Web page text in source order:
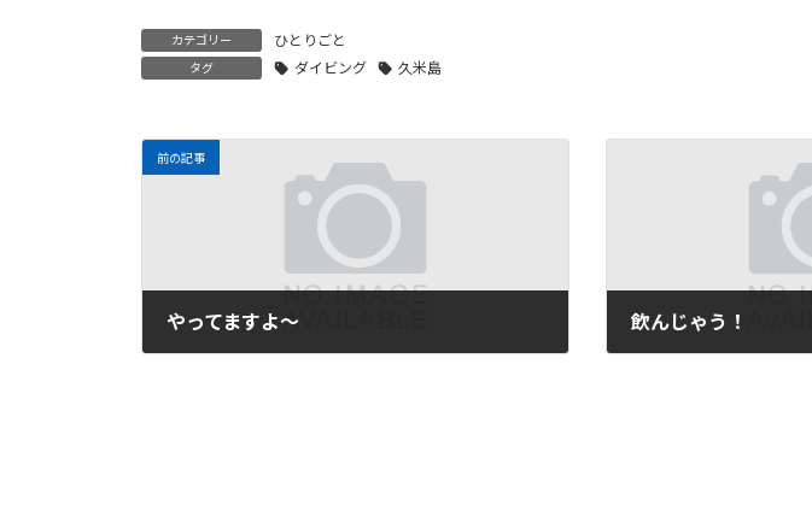
カテゴリー ひとりごと
タグ ダイビング 久米島
前の記事
やってますよ～ 飲んじゃう！